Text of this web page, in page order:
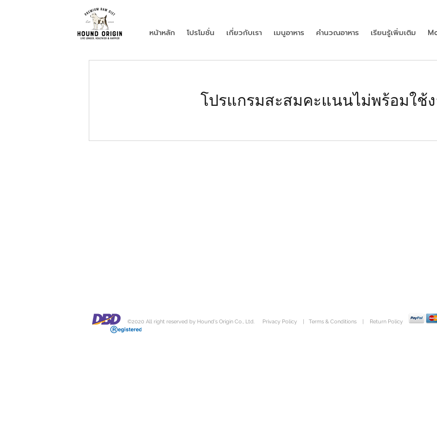
หน้าหลัก โปรโมชั่น เกี่ยวกับเรา เมนูอาหาร คำนวณอาหาร เรียนรู้เพิ่มเติม
โปรแกรมสะสมคะแนนไม่พร้อมใช้
©2020 All right reserved by Hound's Origin Co., Ltd. Privacy Policy | Terms & Conditions| Return Policy